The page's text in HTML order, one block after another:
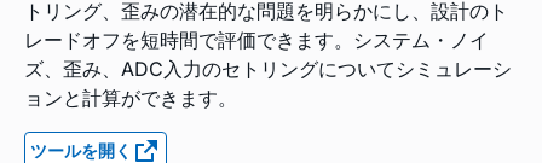
トリング、歪みの潜在的な問題を明らかにし、設計のト
レードオフを短時間で評価できます。システム・ノイ
ズ、歪み、ADC入力のセトリングについてシミュレーシ
ョンと計算ができます。
ツールを開く